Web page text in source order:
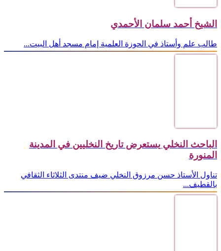
الشيخ أحمد سلمان الأحمدي
طالب علم وأستاذ في الحوزة العلمية إمام مسجد أهل البيت...
الباحث النخلي يستعرض تاريخ النخليين في المدينة
المنورة
تناول الأستاذ حسن مرزوق النخلي ضيف منتدى الثلاثاء الثقافي
بالقطيف...